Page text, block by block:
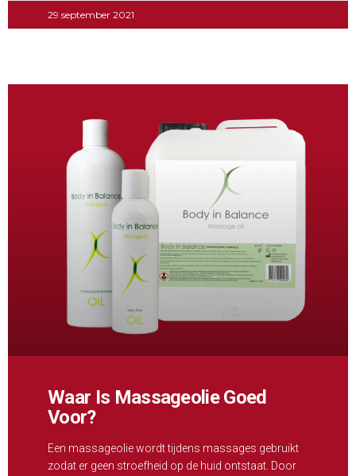
29 september 2021
Waar Is Massageolie Goed
Voor?
Een massageolie wordt tijdens massages gebruikt
zodat er geen stroefheid op de huid ontstaat. Door